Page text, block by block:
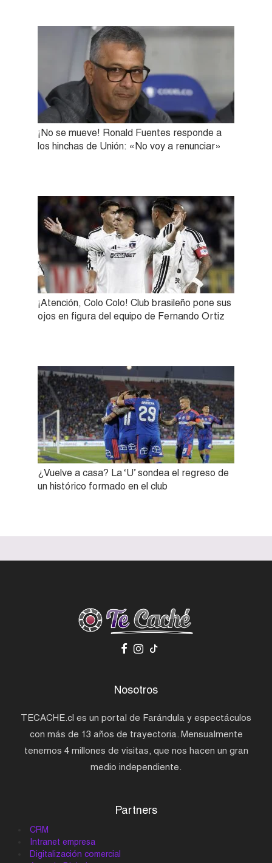
¡No se mueve! Ronald Fuentes responde a
los hinchas de Unión: «No voy a renunciar»
¡Atención, Colo Colo! Club brasileño pone sus
ojos en figura del equipo de Fernando Ortiz
¿Vuelve a casa? La ‘U’ sondea el regreso de
un histórico formado en el club
Nosotros
TECACHE.cl es un portal de Farándula y espectáculos
con más de 13 años de trayectoria. Mensualmente
tenemos 4 millones de visitas, que nos hacen un gran
medio independiente.
Partners
CRM
Intranet empresa
Digitalización comercial